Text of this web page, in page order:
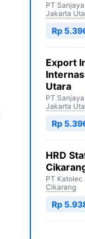
PT
Jakarta
Rp
Export
Utara
PT
Jakarta
Rp
HRD
PT Katolec
Cikarang
Rp